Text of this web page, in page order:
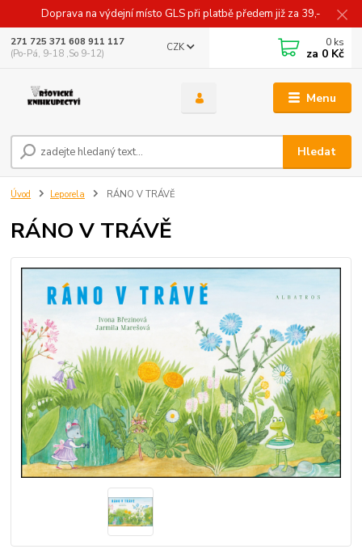
Doprava na výdejní místo GLS při platbě předem již za 39,-
Menu
CZK
Hledat
271 725 371 608 911 117
(Po-Pá, 9-18 ,So 9-12)
0 ks
za 0 Kč
Úvod Leporela RÁNO V TRÁVĚ
RÁNO V TRÁVĚ